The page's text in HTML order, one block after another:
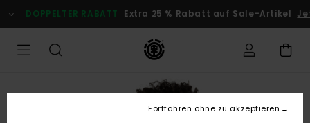
zur
Produktinformation
DOPPELTER RABATT Extra 25 % Rabatt auf Sale-Artikel
Fortfahren ohne zu akzeptieren